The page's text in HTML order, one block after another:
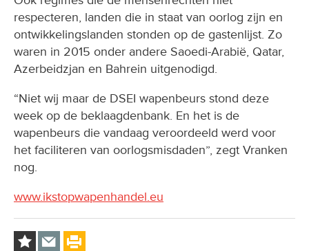
respecteren, landen die in staat van oorlog zijn en
ontwikkelingslanden stonden op de gastenlijst. Zo
waren in 2015 onder andere Saoedi-Arabië, Qatar,
Azerbeidzjan en Bahrein uitgenodigd.
“Niet wij maar de DSEI wapenbeurs stond deze
week op de beklaagdenbank. En het is de
wapenbeurs die vandaag veroordeeld werd voor
het faciliteren van oorlogsmisdaden”, zegt Vranken
nog.
www.ikstopwapenhandel.eu